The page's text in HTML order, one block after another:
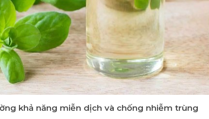
khả năng miễn dịch và chống nhiễm trùng